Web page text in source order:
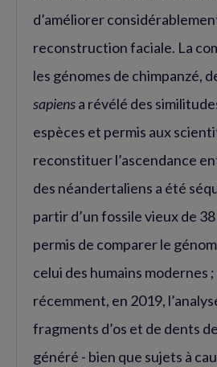
d’améliorer
reconstruction faciale. La
les génomes de chimpanzé,
sapiensa révélé des
espèces et permis aux
reconstituer l’ascendance
des néandertaliens a été
partir d’un fossile vieux de
permis de comparer le
celui des humains modernes
récemment, en 2019,
fragments d’os et de dents
généré - bien que sujets à